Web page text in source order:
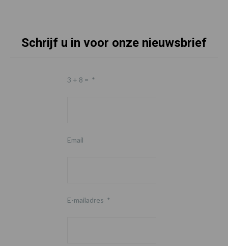
Schrijf u in voor onze nieuwsbrief
3 + 8 = *
Email
E-mailadres *